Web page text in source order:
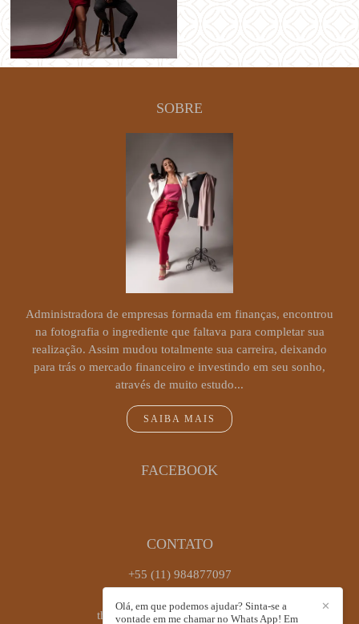
SOBRE
Administradora de empresas formada em finanças, encontrou
na fotografia o ingrediente que faltava para completar sua
realização. Assim mudou totalmente sua carreira, deixando
para trás o mercado financeiro e investindo em seu sonho,
através de muito estudo...
SAIBA MAIS
FACEBOOK
CONTATO
+55 (11) 984877097
thaiscastrofotografia@gmail.com
✕
Olá, em que podemos ajudar? Sinta-se a
vontade em me chamar no Whats App! Em